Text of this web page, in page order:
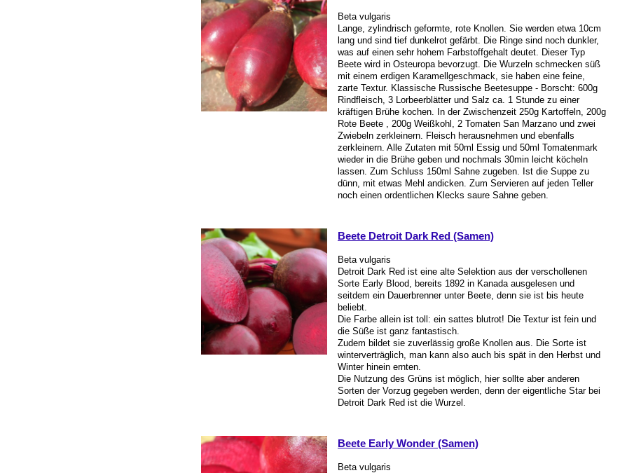
Beta vulgaris
Lange, zylindrisch geformte, rote Knollen. Sie werden etwa 10cm
lang und sind tief dunkelrot gefärbt. Die Ringe sind noch dunkler,
was auf einen sehr hohem Farbstoffgehalt deutet. Dieser Typ
Beete wird in Osteuropa bevorzugt. Die Wurzeln schmecken süß
mit einem erdigen Karamellgeschmack, sie haben eine feine,
zarte Textur. Klassische Russische Beetesuppe - Borscht: 600g
Rindfleisch, 3 Lorbeerblätter und Salz ca. 1 Stunde zu einer
kräftigen Brühe kochen. In der Zwischenzeit 250g Kartoffeln, 200g
Rote Beete , 200g Weißkohl, 2 Tomaten San Marzano und zwei
Zwiebeln zerkleinern. Fleisch herausnehmen und ebenfalls
zerkleinern. Alle Zutaten mit 50ml Essig und 50ml Tomatenmark
wieder in die Brühe geben und nochmals 30min leicht köcheln
lassen. Zum Schluss 150ml Sahne zugeben. Ist die Suppe zu
dünn, mit etwas Mehl andicken. Zum Servieren auf jeden Teller
noch einen ordentlichen Klecks saure Sahne geben.
Beete Detroit Dark Red (Samen)
Beta vulgaris
Detroit Dark Red ist eine alte Selektion aus der verschollenen
Sorte Early Blood, bereits 1892 in Kanada ausgelesen und
seitdem ein Dauerbrenner unter Beete, denn sie ist bis heute
beliebt.
Die Farbe allein ist toll: ein sattes blutrot! Die Textur ist fein und
die Süße ist ganz fantastisch.
Zudem bildet sie zuverlässig große Knollen aus. Die Sorte ist
winterverträglich, man kann also auch bis spät in den Herbst und
Winter hinein ernten.
Die Nutzung des Grüns ist möglich, hier sollte aber anderen
Sorten der Vorzug gegeben werden, denn der eigentliche Star bei
Detroit Dark Red ist die Wurzel.
Beete Early Wonder (Samen)
Beta vulgaris